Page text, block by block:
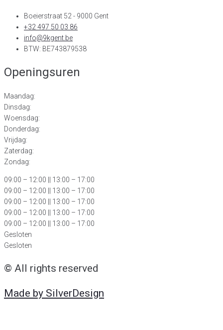
Boeierstraat 52 - 9000 Gent
+32 497 50 03 86
info@9kgent.be
BTW: BE743879538
Openingsuren
Maandag:
Dinsdag:
Woensdag:
Donderdag:
Vrijdag:
Zaterdag:
Zondag:
09:00 – 12:00
|| 13:00 – 17:00
09:00 – 12:00 || 13:00 – 17:00
09:00 – 12:00 || 13:00 – 17:00
09:00 – 12:00 || 13:00 – 17:00
09:00 – 12:00 || 13:00 – 17:00
Gesloten
Gesloten
© All rights reserved
Made by SilverDesign